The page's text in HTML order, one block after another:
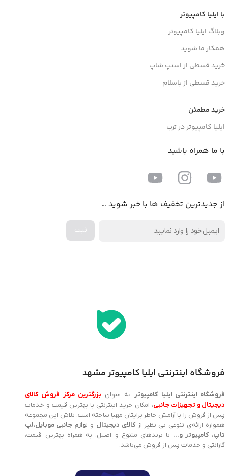
با ایلیا کامپیوتر
وبلاگ ایلیا کامپیوتر
همکار ما شوید
خرید قسطی از اسنپ شاپ
خرید قسطی از باسلام
خرید مطمئن
ایلیا کامپیوتر در ترب
با ما همراه باشید
از جدیدترین تخفیف ها با خبر شوید …
فروشگاه اینترنتی ایلیا کامپیوتر مشهد
فروشگاه اینترنتی ایلیا کامپیوتر به عنوان بزرگترین مرکز فروش کالای
دیجیتال و تجهیزات جانبی، امکان خرید اینترنتی با بهترین قیمت و خدمات
پس از فروش را با آرامش خاطر برایتان مهیا ساخته است. تلاش این مجموعه
همواره ارائه‌ی تنوعی بی نظیر ازکالای دیجیتال و لوازم جانبی موبایل،لپ
تاپ، کامپیوتر و… با برندهای متنوع و اصیل، به همراه بهترین قیمت،
گارانتی و خدمات پس از فروش می‌باشد.